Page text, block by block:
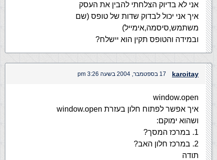
אני לא בדיוק הצלחתי להבין את העסק
איך אני יכול לבדוק שדות של טופס (שם
משתמש,סיסמה,אימייל)
ובמידה והטופס תקין הוא יישלח?
karoitay 17 בספטמבר, 2004 בשעה 3:26 pm
window.open
איך אפשר לפתוח חלון בעזרת window.open
ושהוא ימוקם:
1. במרכז המסך?
2. במרכז חלון האב?
תודה